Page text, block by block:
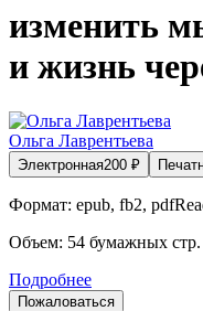
изменить
и жизнь
Ольга Лаврентьева
Электронная200 ₽
Формат: epub, fb2,
Объем: 54 бумажных стр.
Подробнее
Пожаловаться